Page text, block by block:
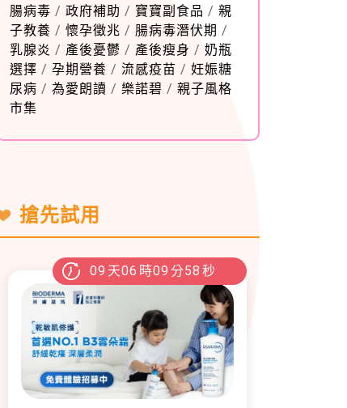
腸病毒 / 政府補助 / 寶寶副食品 / 親
子教養 / 懷孕徵兆 / 腸病毒潛伏期 /
乳腺炎 / 產後憂鬱 / 產後瘦身 / 奶瓶
選擇 / 孕期營養 / 流感疫苗 / 妊娠糖
尿病 / 為愛朗讀 / 樂諾碧 / 親子風格
市集
搶先試用
09 天06 時09 分57 秒